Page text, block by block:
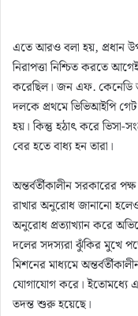
এতে আরও বলা হয়, প্রধান
নিরাপত্তা নিশ্চিত করতে
করেছিল। জন এফ. কেনেডি
দলকে প্রথমে ভিভিআইপি গেট
হয়। কিন্তু হঠাৎ করে ভিসা-
বের হতে বাধ্য হন তারা।
অন্তর্বর্তীকালীন সরকারের
রাখার অনুরোধ জানানো
অনুরোধ প্রত্যাখ্যান করে
দলের সদস্যরা ঝুঁকির মুখে
মিশনের মাধ্যমে
যোগাযোগ করে। ইতোমধ্যে
তদন্ত শুরু হয়েছে।